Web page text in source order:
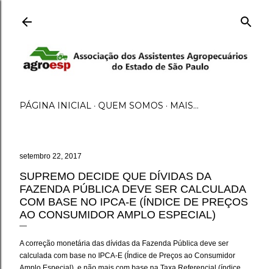
PÁGINA INICIAL QUEM SOMOS MAIS…
setembro 22, 2017
SUPREMO DECIDE QUE DÍVIDAS DA
FAZENDA PÚBLICA DEVE SER CALCULADA
COM BASE NO IPCA-E (ÍNDICE DE PREÇOS
AO CONSUMIDOR AMPLO ESPECIAL)
A correção monetária das dívidas da Fazenda Pública deve ser
calculada com base no IPCA-E (Índice de Preços ao Consumidor